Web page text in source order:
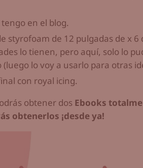
en el blog.
styrofoam de 12 pulgadas de x 6
lo tienen, pero aquí, solo lo
lo voy a usarlo para otras
con royal icing.
obtener dos Ebooks
obtenerlos ¡desde ya!